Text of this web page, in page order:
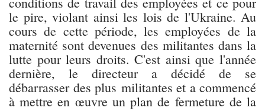
le pire, violant ainsi les lois de l'Ukraine. Au
cours de cette période, les employées de la
maternité sont devenues des militantes dans la
lutte pour leurs droits. C'est ainsi que l'année
dernière, le directeur a décidé de se
débarrasser des plus militantes et a commencé
à mettre en œuvre un plan de fermeture de la